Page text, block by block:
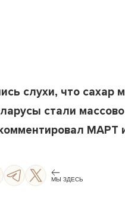
слухи, что сахар
стали
МАРТ
МЫ ЗДЕСЬ